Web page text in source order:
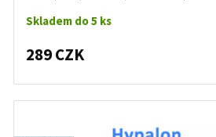
Skladem do 5 ks
289 CZK